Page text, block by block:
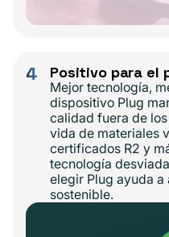
4 Positivo para el
Mejor tecnología,
dispositivo Plug
calidad fuera de
vida de materiales
certificados R2 y
tecnología
elegir Plug ayuda
sostenible.